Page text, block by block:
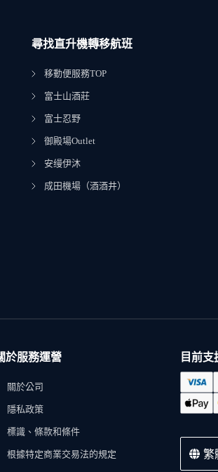
尋找直升機轉移航班
移動便服務TOP
富士山酒莊
富士忍野
御殿場Outlet
安缦伊沐
成田機場（酒酒井）
於服務運營
關於公司
隱私政策
標識、條款和條件
根據特定商業交易法的規定
目前
繁